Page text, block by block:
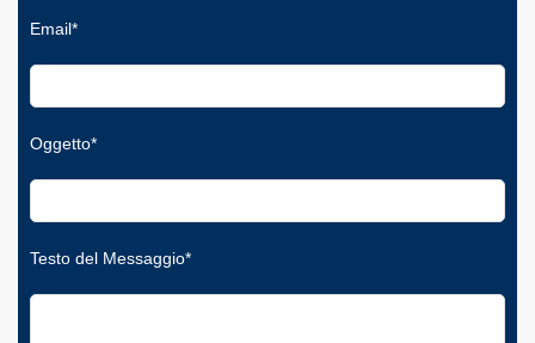
Email*
Oggetto*
Testo del Messaggio*